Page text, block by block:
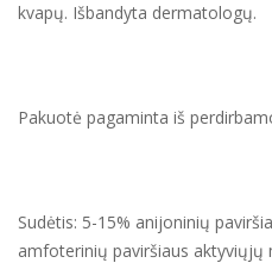
kvapų. Išbandyta dermatologų.
Pakuotė pagaminta iš
Sudėtis: 5-15% anijoninių
amfoterinių paviršiaus aktyviųjų